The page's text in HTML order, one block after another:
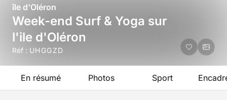
île d'Oléron
Week-end Surf & Yoga sur
l'ile d'Oléron
Réf : UHGGZD
En résumé Photos Sport